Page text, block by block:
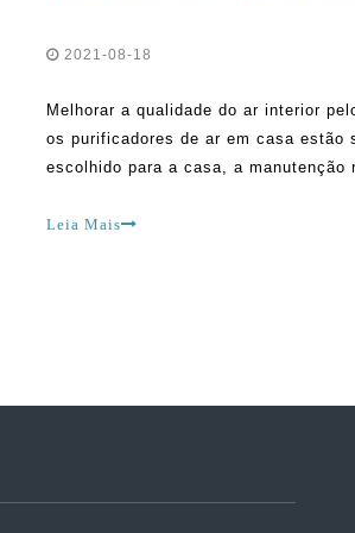
2021-08-18
Melhorar a qualidade do ar interior
os purificadores de ar em casa estão
escolhido para a casa, a manutenção
pm2.5, purificadores de ar de íons
Leia Mais